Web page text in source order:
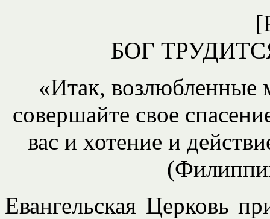
БОГ
«Итак, возлюбленные
совершайте свое
вас и хотение и
Евангельская Церковь